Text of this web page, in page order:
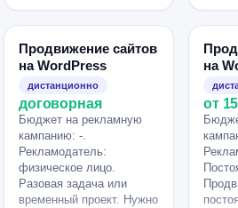
настройку. • Удалённая
работа, гибкий график. •
инициативность и
понимание
коммерческого подхода.
Кого ищем: •
Специалиста, который
умеет работать с
WordPress на уровне
кода и разбирается в
SEO. • С опытом работы
с проектами,
Продвижение сайтов
на WordPress
дистанционно
договорная
Бюджет на рекламную
кампанию: -.
Рекламодатель:
физическое лицо.
Разовая задача или
временный проект. Нужно
на
от